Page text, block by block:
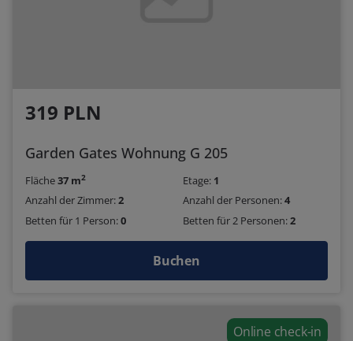
319 PLN
Garden Gates Wohnung G 205
Fläche37 m2 Etage: 1
Anzahl der Zimmer:2 Anzahl der Personen:4
Betten für 1 Person:0 Betten für 2 Personen:2
Buchen
Online check-in